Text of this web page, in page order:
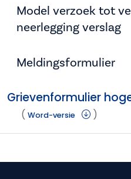
Model verzoek tot
neerlegging verslag
Meldingsformulier
Grievenformulier
( Word-versie )